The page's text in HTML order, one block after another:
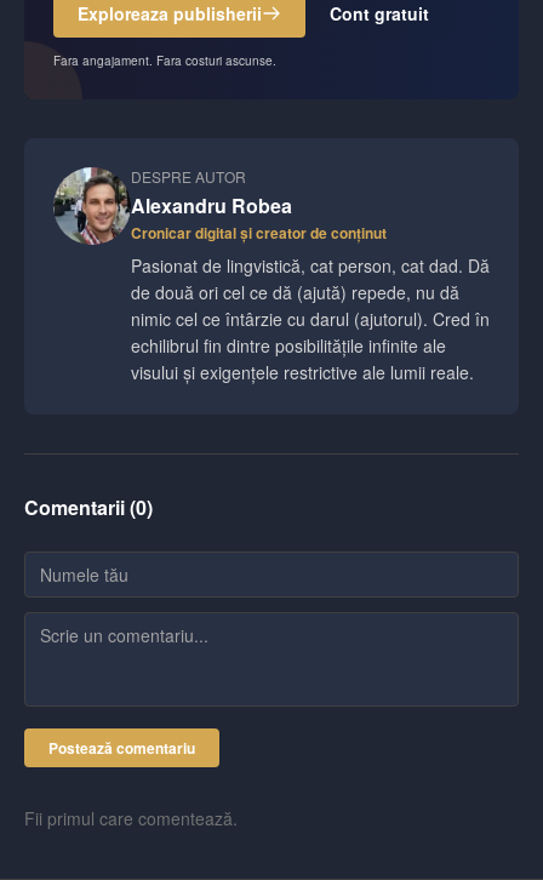
Exploreaza publisherii Cont gratuit
Fara angajament. Fara costuri ascunse.
DESPRE AUTOR
Alexandru Robea
Cronicar digital și creator de conținut
Pasionat de lingvistică, cat person, cat dad. Dă
de două ori cel ce dă (ajută) repede, nu dă
nimic cel ce întârzie cu darul (ajutorul). Cred în
echilibrul fin dintre posibilitățile infinite ale
visului și exigențele restrictive ale lumii reale.
Comentarii (0)
Postează comentariu
Fii primul care comentează.